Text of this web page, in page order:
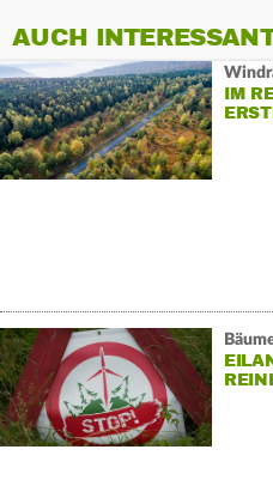
AUCH
IM